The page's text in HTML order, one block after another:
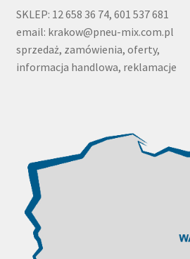
SKLEP: 12 658 36 74, 601 537 681
email: krakow@pneu-mix.com.pl
sprzedaż, zamówienia, oferty,
informacja handlowa, reklamacje